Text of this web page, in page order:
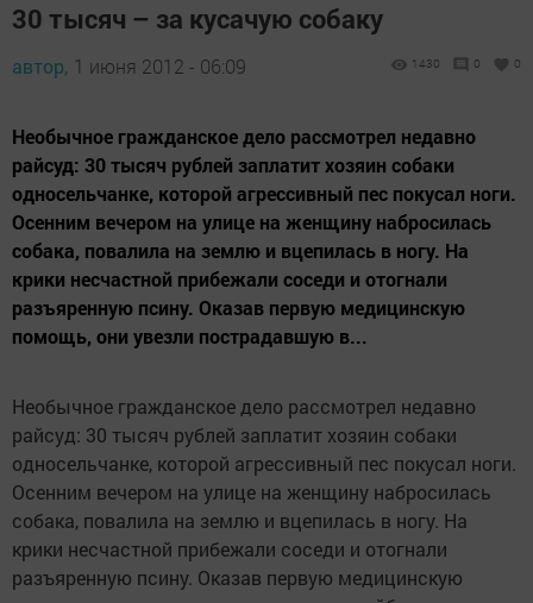
30 тысяч – за кусачую собаку
автор, 1 июня 2012 - 06:09 1430 0 0
Необычное гражданское дело рассмотрел недавно
райсуд: 30 тысяч рублей заплатит хозяин собаки
односельчанке, которой агрессивный пес покусал ноги.
Осенним вечером на улице на женщину набросилась
собака, повалила на землю и вцепилась в ногу. На
крики несчастной прибежали соседи и отогнали
разъяренную псину. Оказав первую медицинскую
помощь, они увезли пострадавшую в...
Необычное гражданское дело рассмотрел недавно
райсуд: 30 тысяч рублей заплатит хозяин собаки
односельчанке, которой агрессивный пес покусал ноги.
Осенним вечером на улице на женщину набросилась
собака, повалила на землю и вцепилась в ногу. На
крики несчастной прибежали соседи и отогнали
разъяренную псину. Оказав первую медицинскую